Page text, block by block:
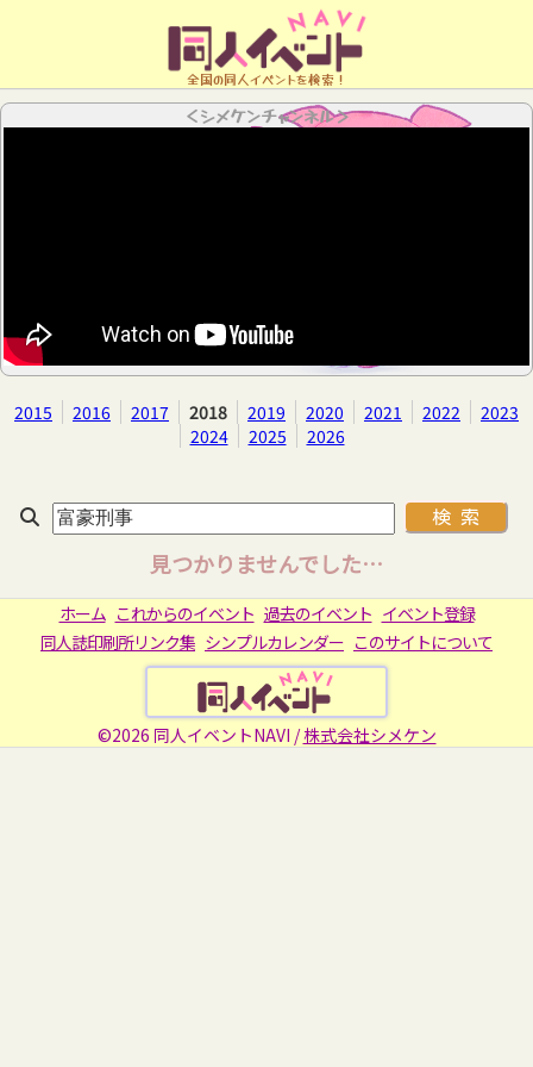
全国の同人イベントを検索！
＜シメケンチャンネル＞
2015 2016 2017 2018 2019 2020 2021 2022
2023
2024
2025 2026
見つかりませんでした…
ホーム これからのイベント 過去のイベント イベント登録
同人誌印刷所リンク集 シンプルカレンダー このサイトについて
©2026 同人イベントNAVI /株式会社シメケン